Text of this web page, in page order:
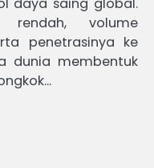
rendah, volume
penetrasinya ke
dunia membentuk